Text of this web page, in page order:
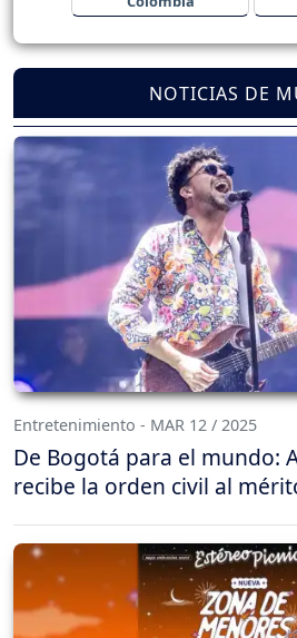
NOTICIAS DE
Entretenimiento - MAR 12 / 2025
De Bogotá para el mundo:
recibe la orden civil al